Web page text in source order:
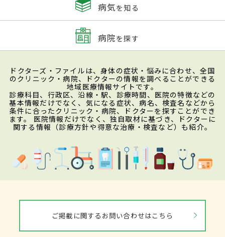
病気を知る
病院を探す
ドクターズ・ファイルは、身体の症状・悩みに合わせ、全国
のクリニック・病院、ドクターの情報を調べることができる
地域医療情報サイトです。
診療科目、行政区、沿線・駅、診療時間、医院の特徴などの
基本情報だけでなく、気になる症状、病名、検査名などから
条件に合ったクリニック・病院、ドクターを探すことができ
ます。 医院情報だけでなく、独自取材に基づき、ドクターに
関する情報（診療方針や得意な治療・検査など）も紹介。
ご掲載に関するお問い合わせはこちら